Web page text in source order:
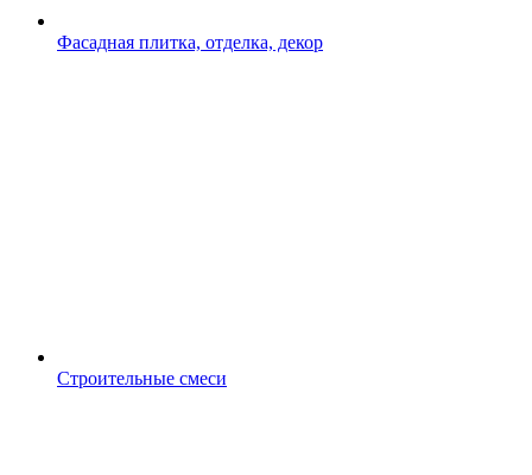
Фасадная плитка, отделка, декор
Строительные смеси